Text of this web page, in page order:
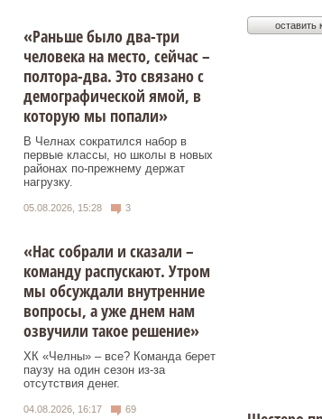
«Раньше было два-три
человека на место, сейчас –
полтора-два. Это связано с
демографической ямой, в
которую мы попали»
В Челнах сократился набор в
первые классы, но школы в новых
районах по-прежнему держат
нагрузку.
05.08.2026, 15:28 3
«Нас собрали и сказали –
команду распускают. Утром
мы обсуждали внутренние
вопросы, а уже днем нам
озвучили такое решение»
ХК «Челны» – все? Команда берет
паузу на один сезон из-за
отсутствия денег.
04.08.2026, 16:17 69